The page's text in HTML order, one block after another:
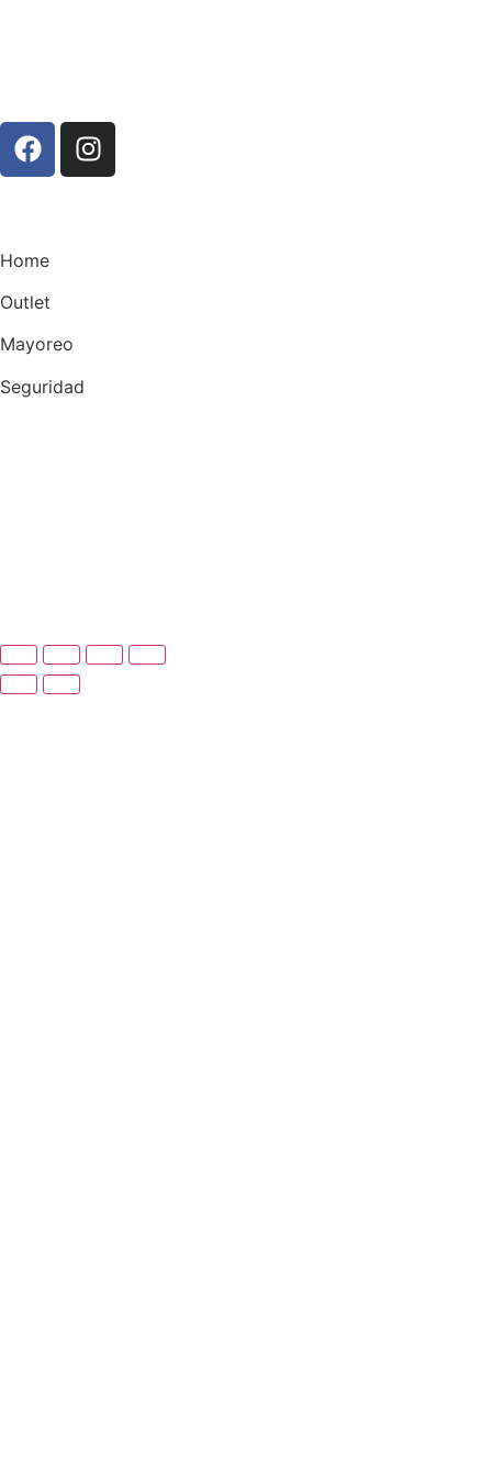
Home
Outlet
Mayoreo
Seguridad